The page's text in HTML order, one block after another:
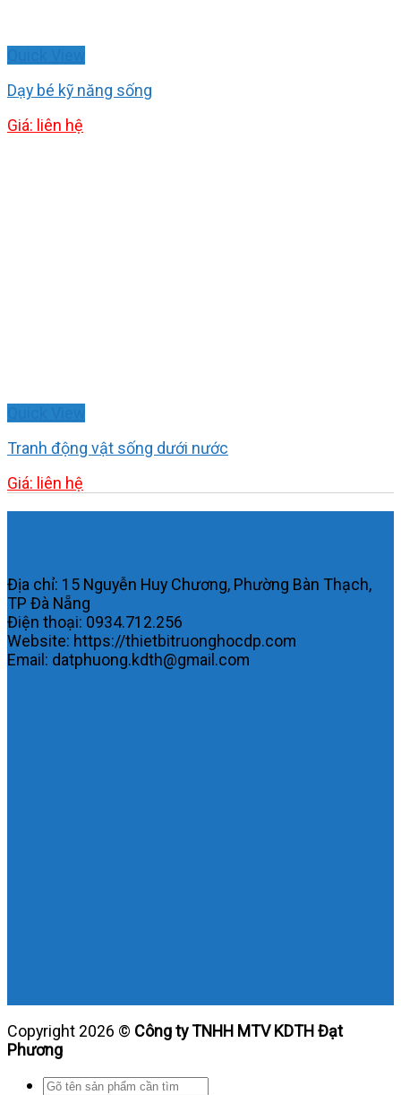
Dạy bé kỹ năng sống
Giá: liên hệ
Tranh động vật sống dưới nước
Giá: liên hệ
Địa chỉ: 15 Nguyễn Huy Chương, Phường Bàn Thạch,
TP Đà Nẵng
Điện thoại: 0934.712.256
Website: https://thietbitruonghocdp.com
Email: datphuong.kdth@gmail.com
Copyright 2026 © Công ty TNHH MTV KDTH Đạt
Phương
Tìm